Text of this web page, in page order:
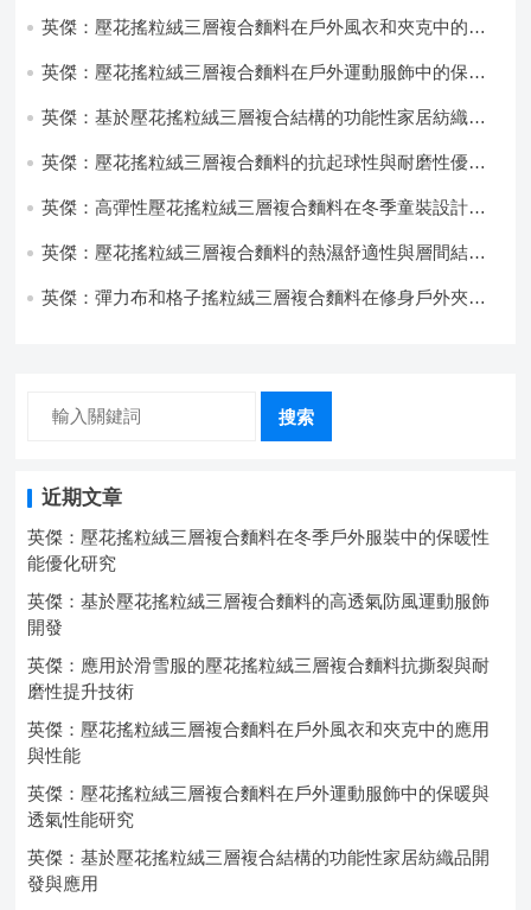
英傑：壓花搖粒絨三層複合麵料在戶外風衣和夾克中的應
英傑：壓花搖粒絨三層複合麵料在戶外運動服飾中的保暖
英傑：基於壓花搖粒絨三層複合結構的功能性家居紡織品
英傑：壓花搖粒絨三層複合麵料的抗起球性與耐磨性優化
英傑：高彈性壓花搖粒絨三層複合麵料在冬季童裝設計中
英傑：壓花搖粒絨三層複合麵料的熱濕舒適性與層間結合
英傑：彈力布和格子搖粒絨三層複合麵料在修身戶外夾克
搜索
近期文章
英傑：壓花搖粒絨三層複合麵料在冬季戶外服裝中的保暖性
能優化研究
英傑：基於壓花搖粒絨三層複合麵料的高透氣防風運動服飾
開發
英傑：應用於滑雪服的壓花搖粒絨三層複合麵料抗撕裂與耐
磨性提升技術
英傑：壓花搖粒絨三層複合麵料在戶外風衣和夾克中的應用
與性能
英傑：壓花搖粒絨三層複合麵料在戶外運動服飾中的保暖與
透氣性能研究
英傑：基於壓花搖粒絨三層複合結構的功能性家居紡織品開
發與應用